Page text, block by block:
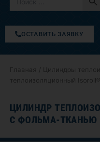
ОСТАВИТЬ ЗАЯВКУ
Главная Цилиндры
теплоизоляционный
ЦИЛИНДР
С ФОЛЬМА-ТКАНЬЮ